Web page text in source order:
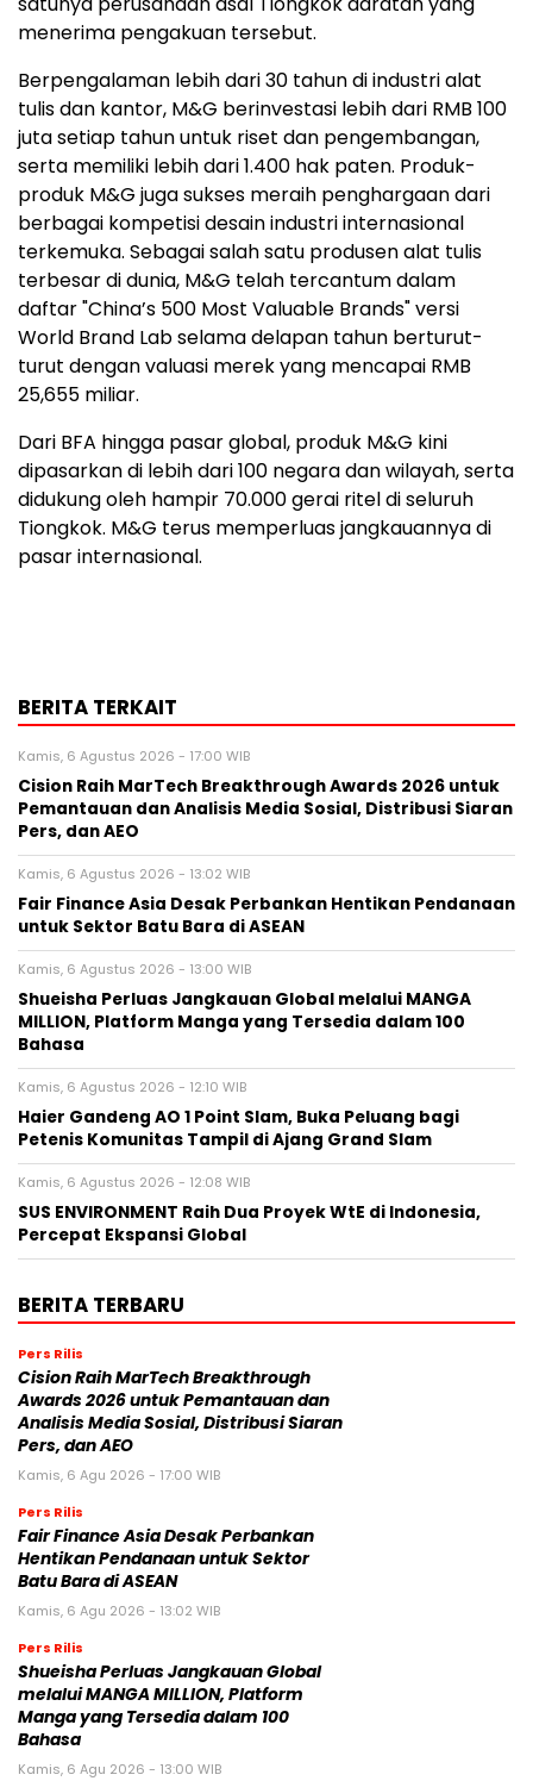
menerima pengakuan tersebut.
Berpengalaman lebih dari 30 tahun di industri alat
tulis dan kantor, M&G berinvestasi lebih dari RMB 100
juta setiap tahun untuk riset dan pengembangan,
serta memiliki lebih dari 1.400 hak paten. Produk-
produk M&G juga sukses meraih penghargaan dari
berbagai kompetisi desain industri internasional
terkemuka. Sebagai salah satu produsen alat tulis
terbesar di dunia, M&G telah tercantum dalam
daftar "China’s 500 Most Valuable Brands" versi
World Brand Lab selama delapan tahun berturut-
turut dengan valuasi merek yang mencapai RMB
25,655 miliar.
Dari BFA hingga pasar global, produk M&G kini
dipasarkan di lebih dari 100 negara dan wilayah, serta
didukung oleh hampir 70.000 gerai ritel di seluruh
Tiongkok. M&G terus memperluas jangkauannya di
pasar internasional.
BERITA TERKAIT
Kamis, 6 Agustus 2026 - 17:00 WIB
Cision Raih MarTech Breakthrough Awards 2026 untuk
Pemantauan dan Analisis Media Sosial, Distribusi Siaran
Pers, dan AEO
Kamis, 6 Agustus 2026 - 13:02 WIB
Fair Finance Asia Desak Perbankan Hentikan Pendanaan
untuk Sektor Batu Bara di ASEAN
Kamis, 6 Agustus 2026 - 13:00 WIB
Shueisha Perluas Jangkauan Global melalui MANGA
MILLION, Platform Manga yang Tersedia dalam 100
Bahasa
Kamis, 6 Agustus 2026 - 12:10 WIB
Haier Gandeng AO 1 Point Slam, Buka Peluang bagi
Petenis Komunitas Tampil di Ajang Grand Slam
Kamis, 6 Agustus 2026 - 12:08 WIB
SUS ENVIRONMENT Raih Dua Proyek WtE di Indonesia,
Percepat Ekspansi Global
BERITA TERBARU
Pers Rilis
Cision Raih MarTech Breakthrough
Awards 2026 untuk Pemantauan dan
Analisis Media Sosial, Distribusi Siaran
Pers, dan AEO
Kamis, 6 Agu 2026 - 17:00 WIB
Pers Rilis
Fair Finance Asia Desak Perbankan
Hentikan Pendanaan untuk Sektor
Batu Bara di ASEAN
Kamis, 6 Agu 2026 - 13:02 WIB
Pers Rilis
Shueisha Perluas Jangkauan Global
melalui MANGA MILLION, Platform
Manga yang Tersedia dalam 100
Bahasa
Kamis, 6 Agu 2026 - 13:00 WIB